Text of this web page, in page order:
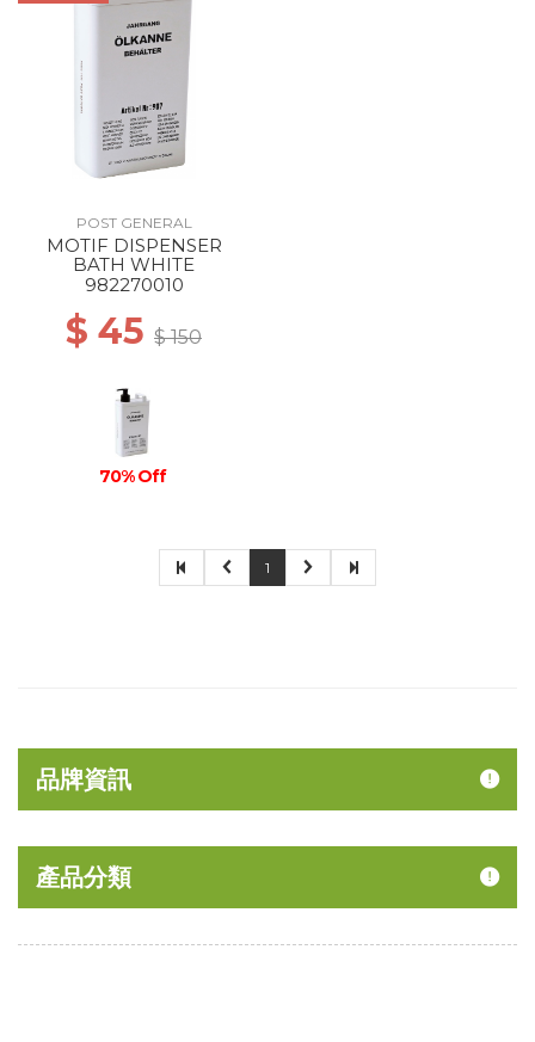
POST GENERAL
MOTIF DISPENSER
BATH WHITE
982270010
$ 45 $ 150
70% Off
1
品牌資訊
產品分類